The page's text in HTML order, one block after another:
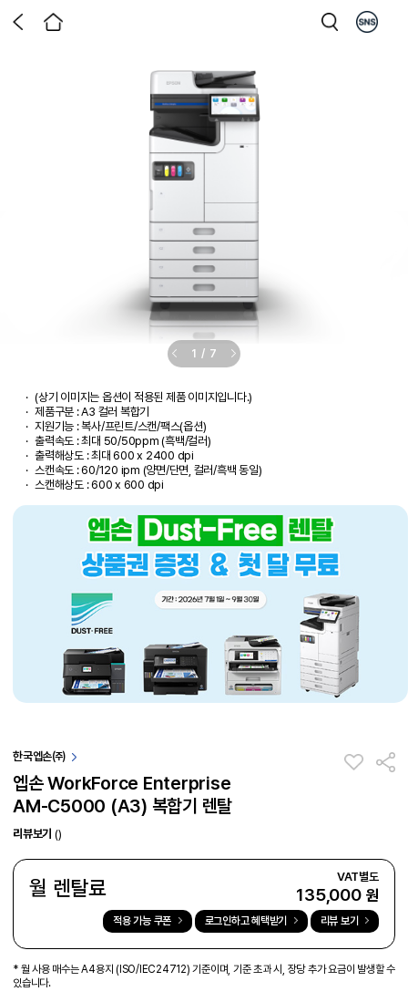
1 / 7
(상기 이미지는 옵션이 적용된 제품 이미지입니다.)
제품구분 : A3 컬러 복합기
지원기능 : 복사/프린트/스캔/팩스(옵션)
출력속도 : 최대 50/50ppm (흑백/컬러)
출력해상도 : 최대 600 x 2400 dpi
스캔속도 : 60/120 ipm (양면/단면, 컬러/흑백 동일)
스캔해상도 : 600 x 600 dpi
한국엡손㈜
엡손 WorkForce Enterprise
AM-C5000 (A3) 복합기 렌탈
리뷰보기 ()
월 렌탈료 135,000 원
적용 가능 쿠폰 로그인하고 혜택받기 리뷰 보기
* 월 사용 매수는 A4용지 (ISO/IEC24712) 기준이며, 기준 초과 시, 장당 추가 요금이 발생할 수
있습니다.